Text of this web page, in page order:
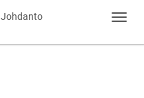
Johdanto